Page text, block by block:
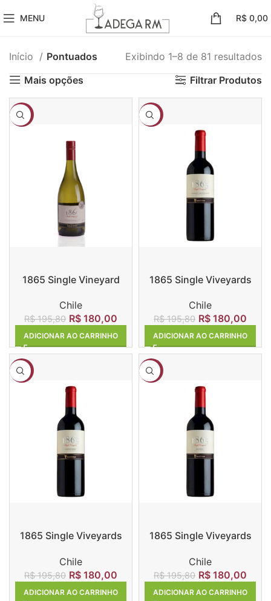
MENU R$ 0,00
Início Pontuados
Exibindo 1–8 de 81 resultados
Mais opções
Filtrar Produtos
-8%
1865 Single Vineyard
Chile
R$195,80 R$ 180,00
ADICIONAR AO CARRINHO
-8%
1865 Single Viveyards
Chile
R$195,80 R$ 180,00
ADICIONAR AO CARRINHO
-8%
1865 Single Viveyards
Chile
R$195,80 R$ 180,00
ADICIONAR AO CARRINHO
-8%
1865 Single Viveyards
Chile
R$195,80 R$ 180,00
ADICIONAR AO CARRINHO